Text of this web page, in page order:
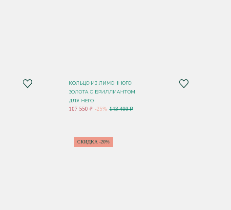
КОЛЬЦО ИЗ ЛИМОННОГО
ЗОЛОТА С БРИЛЛИАНТОМ
ДЛЯ НЕГО
107 550 ₽ -25% 143 400 ₽
СКИДКА -20%